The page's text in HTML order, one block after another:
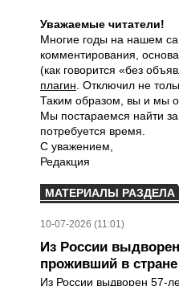
Уважаемые читатели!
Многие годы на нашем
комментирования,
(как говорится «без
плагин . Отключил не
Таким образом, вы и мы
Мы постараемся найти
потребуется время.
С уважением,
Редакция
МАТЕРИАЛЫ РАЗДЕЛА
10-07-2026 (11:01)
Из России
проживший в стране
Из России выдворен 57-